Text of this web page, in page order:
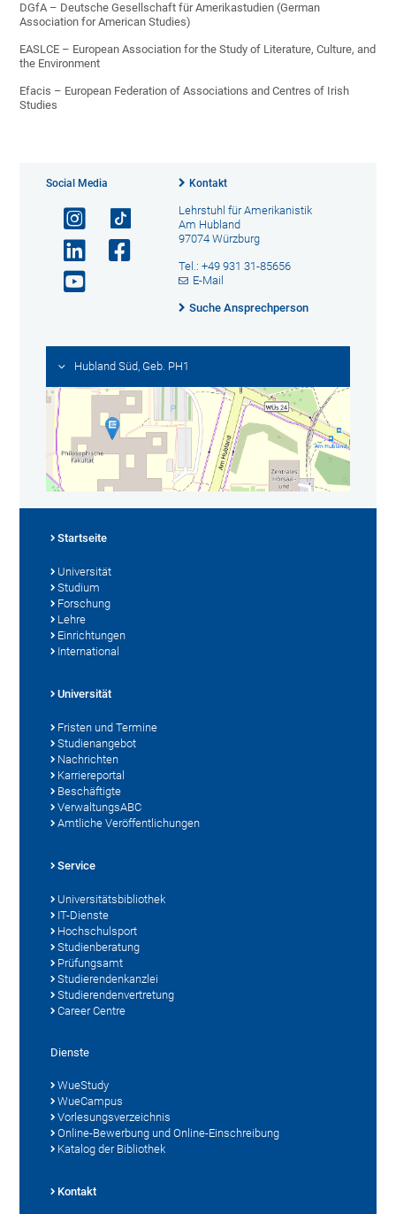
DGfA – Deutsche Gesellschaft für Amerikastudien (German
Association for American Studies)
EASLCE – European Association for the Study of Literature, Culture, and
the Environment
Efacis – European Federation of Associations and Centres of Irish
Studies
Social Media Kontakt
Lehrstuhl für Amerikanistik
Am Hubland
97074 Würzburg
Tel.: +49 931 31-85656
E-Mail
Suche Ansprechperson
Hubland Süd, Geb. PH1
Startseite
Universität
Studium
Forschung
Lehre
Einrichtungen
International
Universität
Fristen und Termine
Studienangebot
Nachrichten
Karriereportal
Beschäftigte
VerwaltungsABC
Amtliche Veröffentlichungen
Service
Universitätsbibliothek
IT-Dienste
Hochschulsport
Studienberatung
Prüfungsamt
Studierendenkanzlei
Studierendenvertretung
Career Centre
Dienste
WueStudy
WueCampus
Vorlesungsverzeichnis
Online-Bewerbung und Online-Einschreibung
Katalog der Bibliothek
Kontakt